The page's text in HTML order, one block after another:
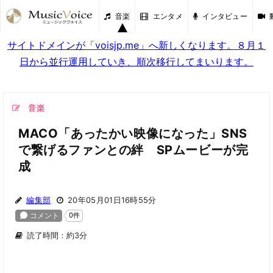
音楽 エンタメ インタビュー
サイトドメインが「voisjp.me」へ新しくなります。８月１
日から並行運用していき、順次移行してまいります。
音楽
MACO「あったかい映像になった」SNS
で繋げるファンとの絆 SPムービーが完
成
編集部 20年05月01日16時55分
読了時間：約3分